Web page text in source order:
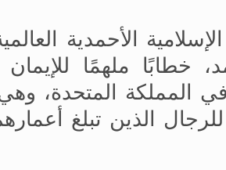
الإسلامية الأحمدية
خطابًا ملهمًا
المملكة المتحدة،